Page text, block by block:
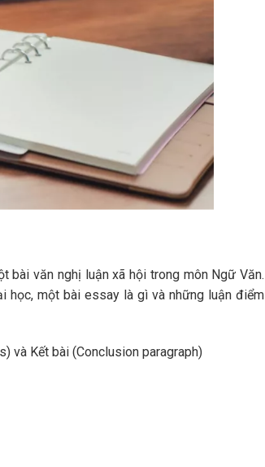
bài văn nghị luận xã hội trong môn Ngữ Văn.
học, một bài essay là gì và những luận điểm
và Kết bài (Conclusion paragraph)